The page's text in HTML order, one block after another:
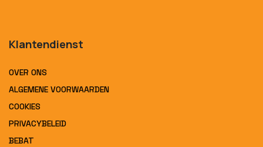
Klantendienst
OVER ONS
ALGEMENE VOORWAARDEN
COOKIES
PRIVACYBELEID
BEBAT